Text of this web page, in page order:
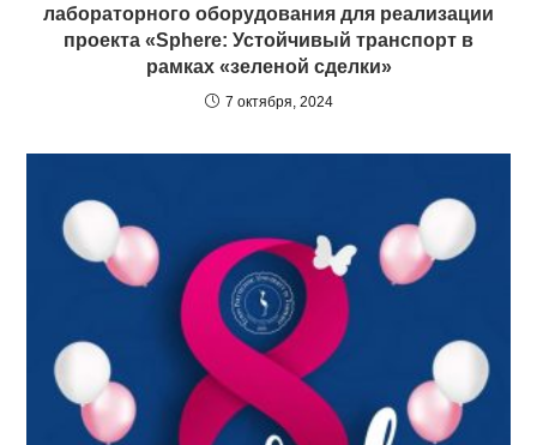
лабораторного оборудования для реализации
проекта «Sphere: Устойчивый транспорт в
рамках «зеленой сделки»
7 октября, 2024